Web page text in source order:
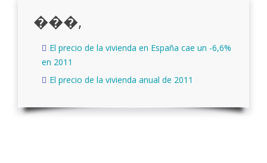
���,
El precio de la vivienda en España cae un -6,6%
en 2011
El precio de la vivienda anual de 2011